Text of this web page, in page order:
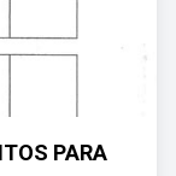
PARA